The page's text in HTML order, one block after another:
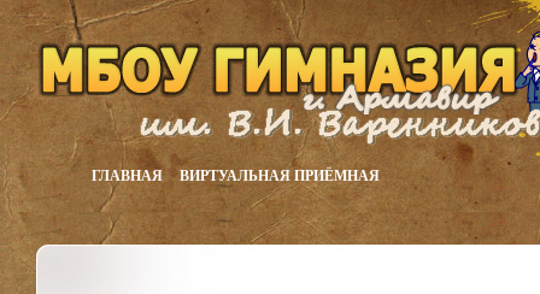
ГЛАВНАЯ ВИРТУАЛЬНАЯ ПРИЁМНАЯ